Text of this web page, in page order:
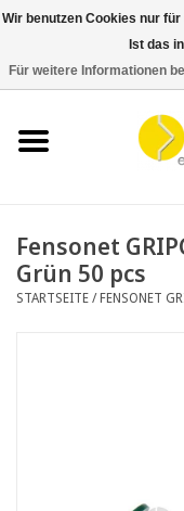
Beleuchtung
Fensonet
Grün 50 pcs
STARTSEITE /FENSONET
Wir benutzen Cookies nur
Ist das
Für weitere Informationen